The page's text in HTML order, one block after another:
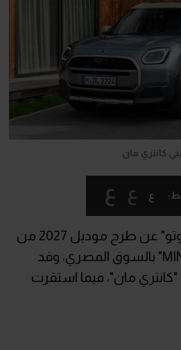
كانتري مان
ع ع ع
أعلنت شركة "جلوبال أوتو" عن طرح موديل 2027 من
سيارات علامة "ميني MINI" بالسوق المصري، وقد
مان"، فيما استقرت